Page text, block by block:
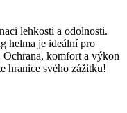
lehkosti a odolnosti.
helma je ideální pro
komfort a výkon
hranice svého zážitku!